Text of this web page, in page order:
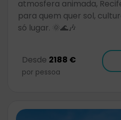
atmosfera animada,
para quem quer sol,
só lugar. 🌞🌊🎶
Desde 2188 €
por pessoa